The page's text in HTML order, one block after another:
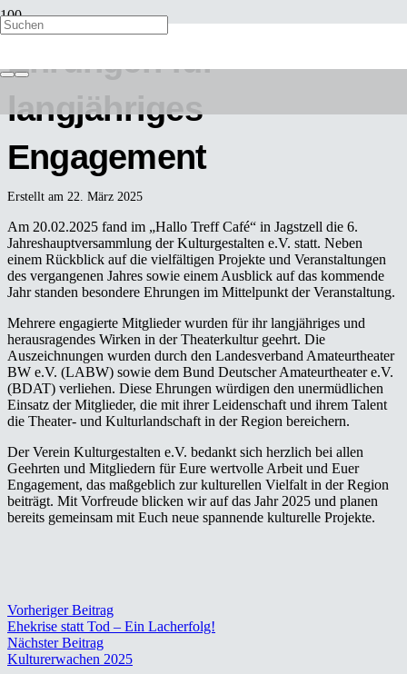
Ehrungen für
langjähriges
Engagement
Erstellt am 22. März 2025
Am 20.02.2025 fand im „Hallo Treff Café“ in Jagstzell die 6.
Jahreshauptversammlung der Kulturgestalten e.V. statt. Neben
einem Rückblick auf die vielfältigen Projekte und Veranstaltungen
des vergangenen Jahres sowie einem Ausblick auf das kommende
Jahr standen besondere Ehrungen im Mittelpunkt der Veranstaltung.
Mehrere engagierte Mitglieder wurden für ihr langjähriges und
herausragendes Wirken in der Theaterkultur geehrt. Die
Auszeichnungen wurden durch den Landesverband Amateurtheater
BW e.V. (LABW) sowie dem Bund Deutscher Amateurtheater e.V.
(BDAT) verliehen. Diese Ehrungen würdigen den unermüdlichen
Einsatz der Mitglieder, die mit ihrer Leidenschaft und ihrem Talent
die Theater- und Kulturlandschaft in der Region bereichern.
Der Verein Kulturgestalten e.V. bedankt sich herzlich bei allen
Geehrten und Mitgliedern für Eure wertvolle Arbeit und Euer
Engagement, das maßgeblich zur kulturellen Vielfalt in der Region
beiträgt. Mit Vorfreude blicken wir auf das Jahr 2025 und planen
bereits gemeinsam mit Euch neue spannende kulturelle Projekte.
Vorheriger Beitrag
Ehekrise statt Tod – Ein Lacherfolg!
Nächster Beitrag
Kulturerwachen 2025